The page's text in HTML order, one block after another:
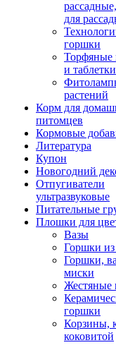
для
горшки
Торфяные
и таблетки
растений
Корм для
питомцев
Кормовые
Литература
Купон
Новогодний
Отпугиватели
ультразвуковые
Питательные
Плошки для
Вазы
Горшки из
Горшки,
миски
Жестяные
горшки
Корзины,
коковитой